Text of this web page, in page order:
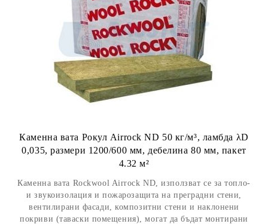
Каменна вата Рокул Airrock ND 50 кг/м³, ламбда λD
0,035, размери 1200/600 мм, дебелина 80 мм, пакет
4.32 м²
Каменна вата Rockwool Airrock ND, използват се за топло-
и звукоизолация и пожарозащита на преградни стени,
вентилирани фасади, композитни стени и наклонени
покриви (таваски помещения), могат да бъдат монтирани